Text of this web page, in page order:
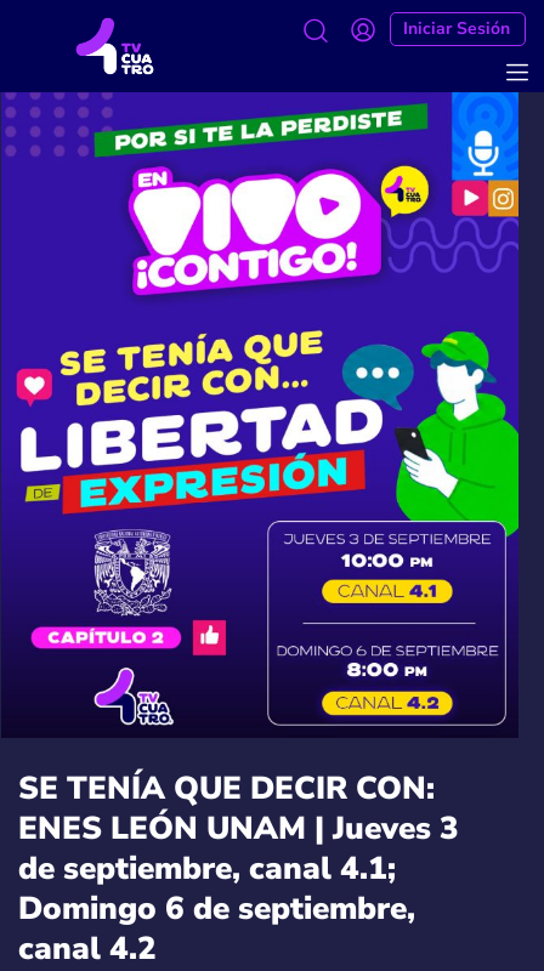
Iniciar Sesión
SE TENÍA QUE DECIR CON:
ENES LEÓN UNAM | Jueves 3
de septiembre, canal 4.1;
Domingo 6 de septiembre,
canal 4.2